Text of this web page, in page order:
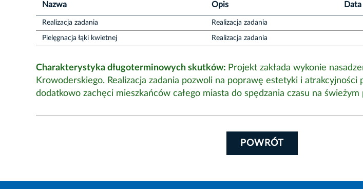
Nazwa Opis Data
Realizacja zadania Realizacja zadania
Pielęgnacja łąki kwietnej Realizacja zadania
Charakterystyka długoterminowych skutków: Projekt zakłada wykonie
Krowoderskiego. Realizacja zadania pozwoli na poprawę estetyki i atrakcyjności
dodatkowo zachęci mieszkańców całego miasta do spędzania czasu na
POWRÓT